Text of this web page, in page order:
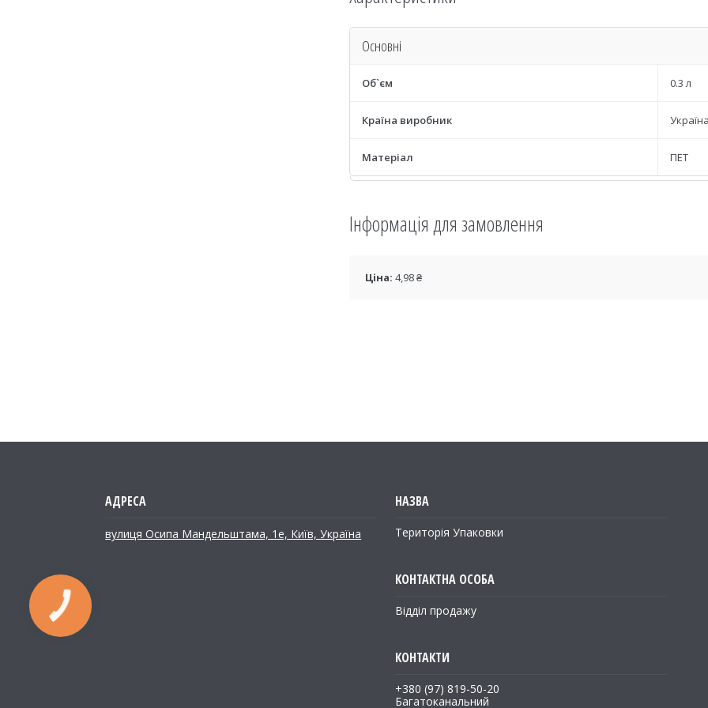
Основні
Об`єм 0.3 л
Країна виробник
Матеріал ПЕТ
Інформація для замовлення
Ціна: 4,98 ₴
вулиця Осипа Мандельштама, 1е, Київ, Україна Територія Упаковки
Відділ продажу
+380 (97) 819-50-20
Багатоканальний